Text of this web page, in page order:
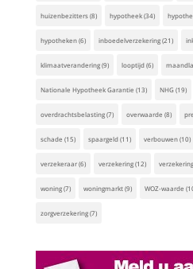
huizenbezitters(8) hypotheek(34)
hypotheken(6) inboedelverzekering(21)
klimaatverandering(9) looptijd(6)
Nationale Hypotheek Garantie (13) NHG(19)
overdrachtsbelasting(7) overwaarde (8)
schade (15) spaargeld(11) verbouwen(10)
verzekeraar(6) verzekering(12)
woning(7) woningmarkt(9) WOZ-waarde
zorgverzekering(7)